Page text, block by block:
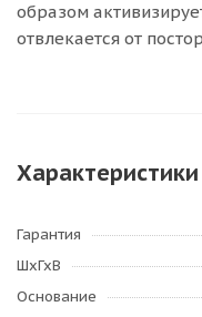
образом
отвлекается от
Характеристики
Гарантия
ШхГхВ
Основание